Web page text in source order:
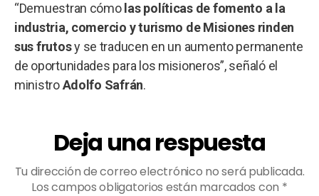
“Demuestran cómolas políticas de fomento a la
industria, comercio y turismo de Misiones rinden
sus frutosy se traducen en un aumento permanente
de oportunidades para los misioneros”, señaló el
ministroAdolfo Safrán.
Deja una respuesta
Tu dirección de correo electrónico no será publicada.
Los campos obligatorios están marcados con *